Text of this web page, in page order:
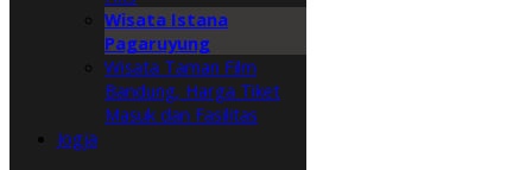
Wisata Istana
Pagaruyung
Wisata Taman Film
Bandung, Harga Tiket
Masuk dan Fasilitas
Jogja